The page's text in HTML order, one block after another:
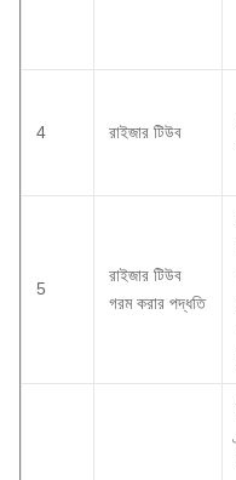
4 রাইজার টিউব
5
রাইজার টিউব
গরম করার পদ্ধতি